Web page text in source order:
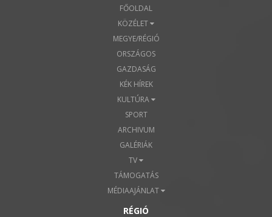
FŐOLDAL
KÖZÉLET
MEGYE/RÉGIÓ
ORSZÁGOS
GAZDASÁG
KÉK HÍREK
KULTÚRA
SPORT
ARCHIVUM
GALÉRIÁK
TV
TÁMOGATÁS
MÉDIAAJÁNLAT
RÉGIÓ